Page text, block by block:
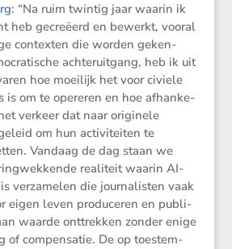
: “Na ruim twintig jaar waarin ik
heb gecre­ëerd en bewerkt, vooral
contexten die worden geken­
achter­uit­gang, heb ik uit
hoe moeilijk het voor civiele
is om te opereren en hoe afhan­ke­
verkeer dat naar origi­nele
om hun activi­teiten te
Vandaag de dag staan we
reali­teit waarin AI-
verza­melen die journa­listen vaak
eigen leven produ­ceren en publi­
waarde onttrekken zonder enige
of compen­satie. De op toestem­